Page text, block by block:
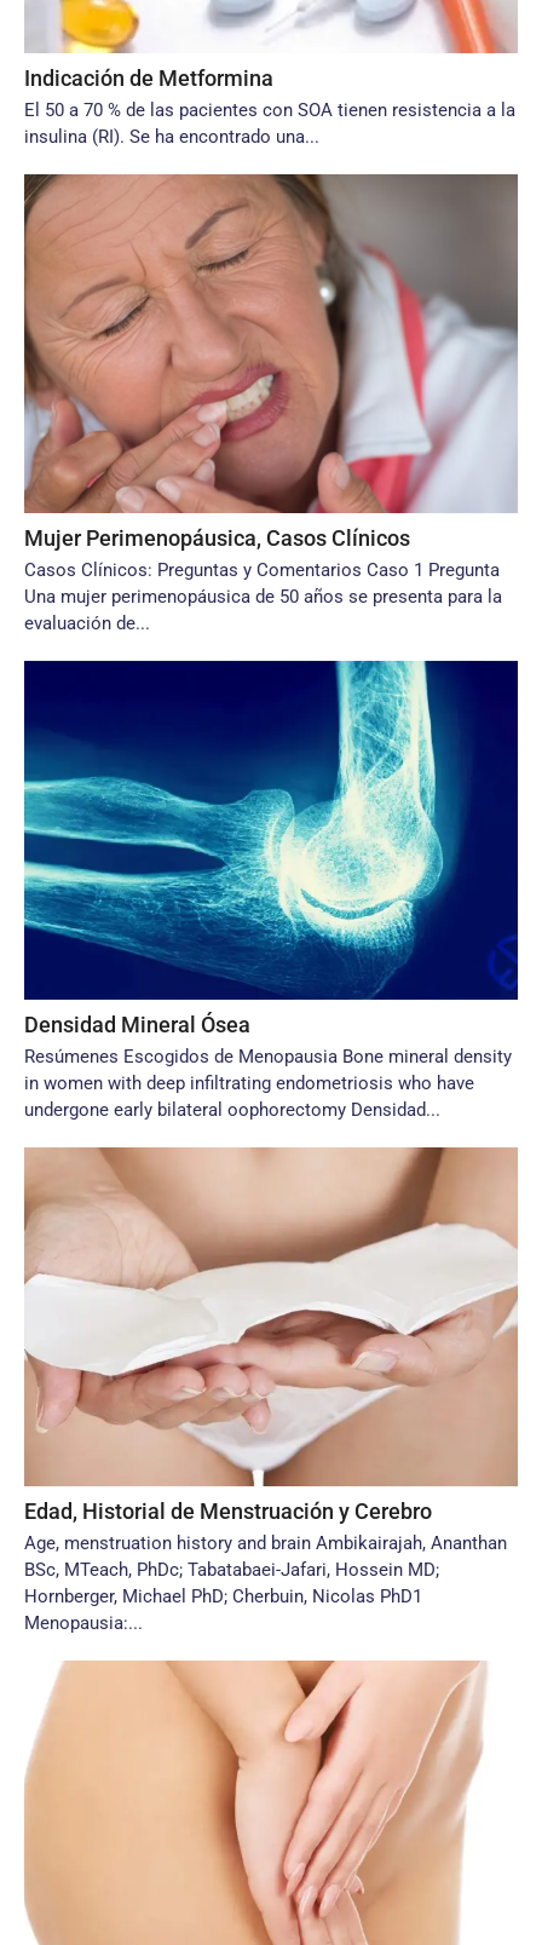
Indicación de Metformina
El 50 a 70 % de las pacientes con SOA tienen resistencia a la
insulina (RI). Se ha encontrado una...
Mujer Perimenopáusica, Casos Clínicos
Casos Clínicos: Preguntas y Comentarios Caso 1 Pregunta
Una mujer perimenopáusica de 50 años se presenta para la
evaluación de...
Densidad Mineral Ósea
Resúmenes Escogidos de Menopausia Bone mineral density
in women with deep infiltrating endometriosis who have
undergone early bilateral oophorectomy Densidad...
Edad, Historial de Menstruación y Cerebro
Age, menstruation history and brain Ambikairajah, Ananthan
BSc, MTeach, PhDc; Tabatabaei-Jafari, Hossein MD;
Hornberger, Michael PhD; Cherbuin, Nicolas PhD1
Menopausia:...